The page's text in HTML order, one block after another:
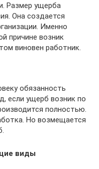
Размер ущерба
Она создается
Именно
причине возник
виновен работник.
обязанность
если ущерб возник по
полностью.
Но возмещается
виды